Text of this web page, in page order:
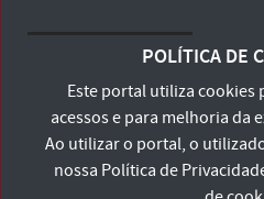
Consulte os Termos e
Declaração de
POLÍTICA DE
Este portal utiliza cookies
acessos e para melhoria da
Ao utilizar o portal, o
nossa Política de